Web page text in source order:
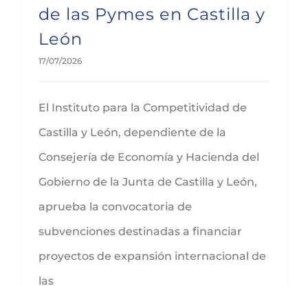
de las Pymes en Castilla y
León
17/07/2026
El Instituto para la Competitividad de
Castilla y León, dependiente de la
Consejería de Economía y Hacienda del
Gobierno de la Junta de Castilla y León,
aprueba la convocatoria de
subvenciones destinadas a financiar
proyectos de expansión internacional de
las